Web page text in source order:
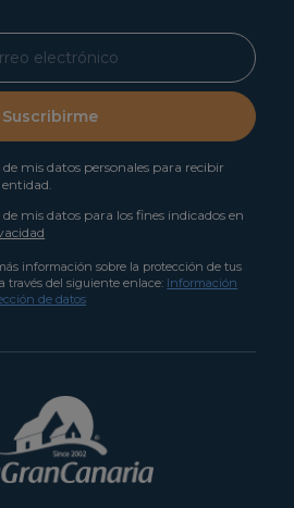
Suscribirme
de mis datos personales para recibir
mis datos para los fines indicados en
información sobre la protección de tus
través del siguiente enlace: Información
de datos